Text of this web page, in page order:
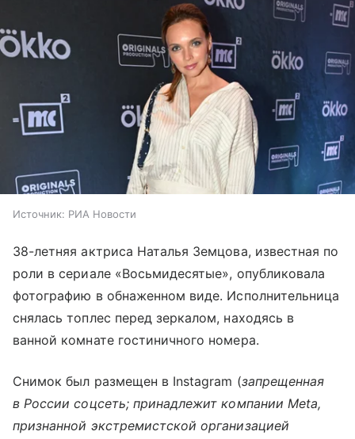
Источник: РИА Новости
38-летняя актриса Наталья Земцова, известная по
роли в сериале «Восьмидесятые», опубликовала
фотографию в обнаженном виде. Исполнительница
снялась топлес перед зеркалом, находясь в
ванной комнате гостиничного номера.
Снимок был размещен в Instagram (запрещенная
в России соцсеть; принадлежит компании Meta,
признанной экстремистской организацией